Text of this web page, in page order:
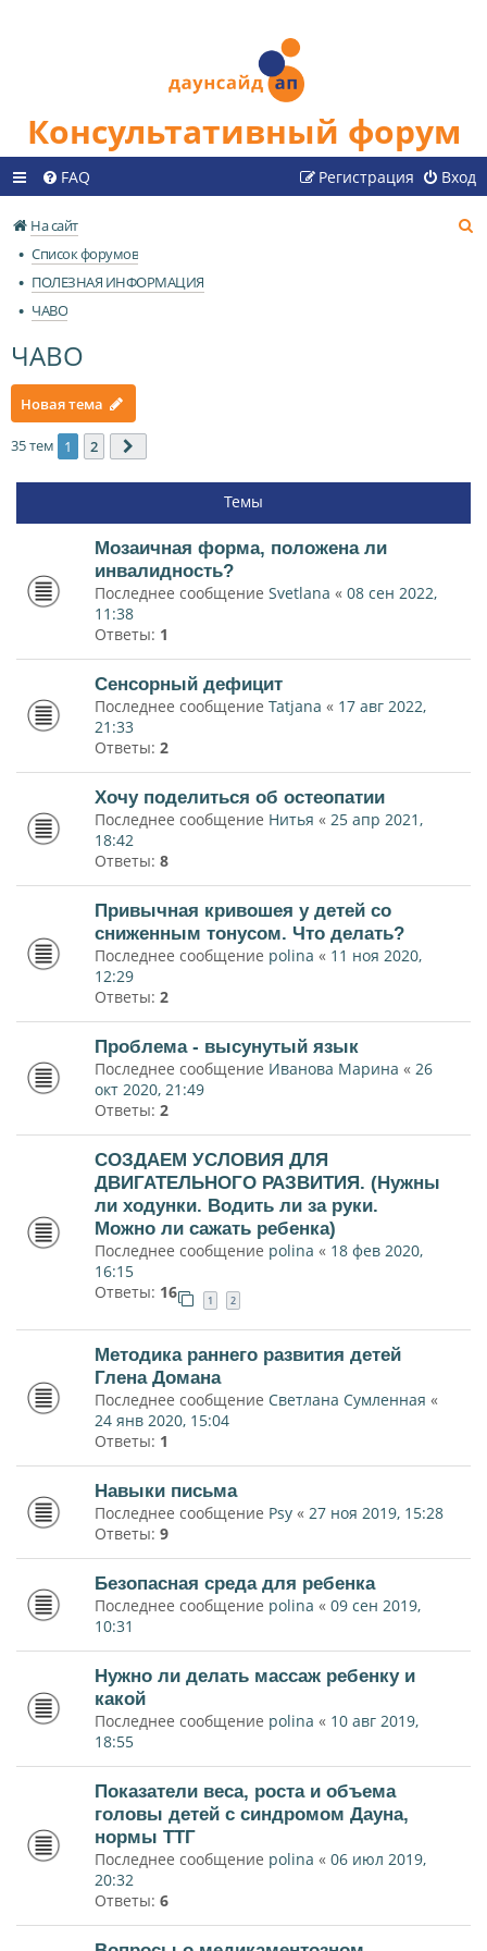
Консультативный форум
FAQ Вход
Регистрация
На сайт
Список форумов
ПОЛЕЗНАЯ ИНФОРМАЦИЯ
ЧАВО
ЧАВО
Новая тема
35 тем 1 2
Темы
Мозаичная форма, положена ли
инвалидность?
Последнее сообщение Svetlana « 08 сен 2022,
11:38
Ответы: 1
Сенсорный дефицит
Последнее сообщение Tatjana « 17 авг 2022,
21:33
Ответы: 2
Хочу поделиться об остеопатии
Последнее сообщение Нитья « 25 апр 2021,
18:42
Ответы: 8
Привычная кривошея у детей со
сниженным тонусом. Что делать?
Последнее сообщение polina « 11 ноя 2020,
12:29
Ответы: 2
Проблема - высунутый язык
Последнее сообщение Иванова Марина « 26
окт 2020, 21:49
Ответы: 2
СОЗДАЕМ УСЛОВИЯ ДЛЯ
ДВИГАТЕЛЬНОГО РАЗВИТИЯ. (Нужны
ли ходунки. Водить ли за руки.
Можно ли сажать ребенка)
Последнее сообщение polina « 18 фев 2020,
16:15
Ответы: 16 1 2
Методика раннего развития детей
Глена Домана
Последнее сообщение Светлана Сумленная «
24 янв 2020, 15:04
Ответы: 1
Навыки письма
Последнее сообщение Psy « 27 ноя 2019, 15:28
Ответы: 9
Безопасная среда для ребенка
Последнее сообщение polina « 09 сен 2019,
10:31
Нужно ли делать массаж ребенку и
какой
Последнее сообщение polina « 10 авг 2019,
18:55
Показатели веса, роста и объема
головы детей с синдромом Дауна,
нормы ТТГ
Последнее сообщение polina « 06 июл 2019,
20:32
Ответы: 6